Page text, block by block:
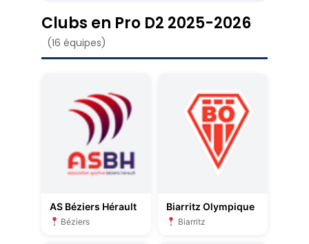
Clubs en Pro D2 2025-2026
(16 équipes)
AS Béziers Hérault
Béziers
Biarritz Olympique
Biarritz